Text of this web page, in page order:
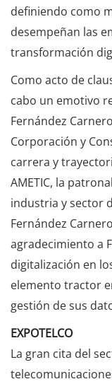
definiendo como
desempeñan las
transformación
Como acto de
cabo un emotivo
Fernández
Corporación y
carrera y
AMETIC, la
industria y sector
Fernández
agradecimiento a
digitalización en
elemento tractor
gestión de sus
EXPOTELCO
La gran cita del